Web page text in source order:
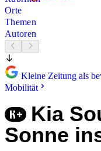
Orte
Themen
Autoren
Kleine Zeitung als
Mobilität
Kia
Sonne